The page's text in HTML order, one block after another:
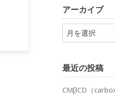
ー
アーカイブ
ア
ー
ブ
最近の投稿
CMβCD（